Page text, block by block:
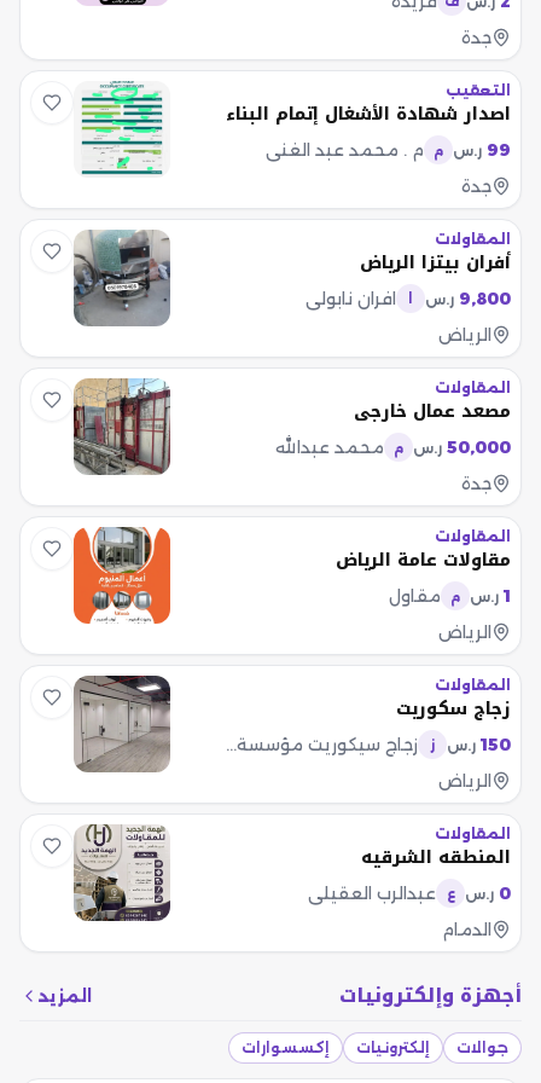
جدة
التعقيب
اصدار شهادة الأشغال إتمام البناء
99 ر.س م
م . محمد عبد الغني
جدة
المقاولات
أفران بيتزا الرياض
9,800 ر.س
افران نابولي
الرياض
المقاولات
مصعد عمال خارجي
50,000 ر.س م
محمد عبدالله
جدة
المقاولات
مقاولات عامة الرياض
1 ر.س م
مقاول
الرياض
المقاولات
زجاج سكوريت
150 ر.س ز
زجاج سيكوريت مؤسسة سطور الماسة
الرياض
المقاولات
المنطقه الشرقيه
0 ر.س ع
عبدالرب العقيلي
الدمام
أجهزة وإلكترونيات المزيد
جوالات إلكترونيات إكسسوارات